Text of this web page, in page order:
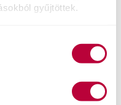
gyűjtöttek.
igazán izgalmas
hogy